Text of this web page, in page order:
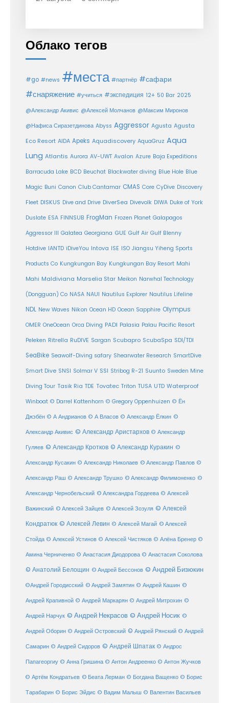
Облако тегов
#go #news #места #партнёр #сафари
#снаряжение #учиться #экспедиция 12+ 50 Bar 2025
@Александр Акивис @Алексей Молчанов @Максим Миронов
@Нафиса Сиразетдинова Abyss Aggressor Agusta Agusta
Eco Resort AIDA Apeks Aquadiscovery AquaGruz Aqua
Lung Atlantis Aurora AV-UWT Avalon Azure Baja Expeditions
Barracuda Lake BCD Beuchat Blackwater diving Blue Hole Blue
Magic Buni Canon Club Cantamar CMAS Core CyDive Discovery
Fleet DISKUS Dive and Drive DiverSea Divevolk DIWA Duke of York
Duslate ESA FINNSUB FrogMan Frozen Planet Galapagos
Aggressor III Galatea Georgiana GUE Gulf Air Gulf Blenny
Hotdive IANTD iDiveYou Intova ISE ISO Jiangsu Yiheng Sports
Products Co Kungkungan Bay Kungkungan Bay Resort Mahi
Mahi Maldiviana Marselia Star Meikon Narwhal Technology
(Dongguan) Co NASA NAUI Nautilus Explorer Nautilus Lifeline
NDL New Waves Nikon Ocean HD Ocean Sapphire Olympus
OMER OneOcean Orca Diving PADI Palasia Palau Pacific Resort
Peleken Ritrella RuDIVE Sargan Scubapro ScubaSpa SDI/TDI
SeaBike Seawolf-Diving safary Shearwater Research SmartDive
Smart Dive SNSI Solmar V SSI Stribog R-21 Suunto Sweden Mine
Diving Tour Tasik Ria TDE Tovatec Triton TUSA UTD Waterproof
Winboat © Darrel Kattenhorn © Gregory Oppenhuizen © Ён
Джэбён © А Андрианов © А Власов © Александр Ёлкин ©
Александр Акивис © Александр Аристархов © Александр
Гуляев © Александр Кротков © Александр Куракин ©
Александр Кусакин © Александр Николаев © Александр Павлов ©
Александр Раш © Александр Трушко © Александр Филимоненко ©
Александр Чернобельский © Александра Гордеева © Алексей
Важинский © Алексей Зайцев © Алексей Зозуля © Алексей
Кондратюк © Алексей Левин © Алексей Магай © Алексей
Стойда © Алексей Устинов © Алексей Чистяков © Алёна Бренер ©
Амина Черниченко © Анастасия Диодорова © Анастасия Соколова
© Анатолий Белощин © Андрей Бессонов © Андрей Бизюкин
©Андрей Городисский © Андрей Замятин © Андрей Кашин ©
Андрей Крапивной © Андрей Маркарян © Андрей Митрохин ©
Андрей Нарчук © Андрей Некрасов © Андрей Носик ©
Андрей Оборин © Андрей Островский © Андрей Рянский © Андрей
Самарин © Андрей Сидоров © Андрей Шпатак © Андрос
Папагеоргиу © Анна Гришина © Антон Андреенко © Антон Жучков
© Артём Кондратьев © Беата Лерман © Богдана Ващенко © Борис
Тарабарин © Борис Эйдис © Вадим Малыш © Валентин Васильев